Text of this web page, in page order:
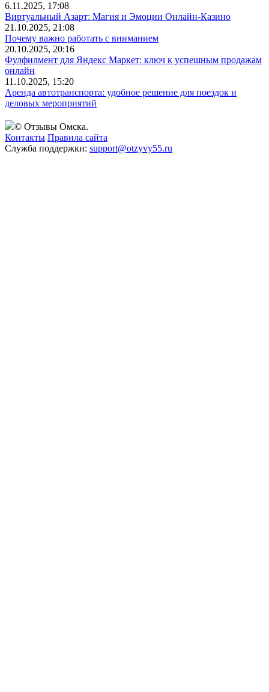
6.11.2025, 17:08
Виртуальный Азарт: Магия и Эмоции Онлайн-Казино
21.10.2025, 21:08
Почему важно работать с вниманием
20.10.2025, 20:16
Фулфилмент для Яндекс Маркет: ключ к успешным продажам
онлайн
11.10.2025, 15:20
Аренда автотранспорта: удобное решение для поездок и
деловых мероприятий
© Отзывы Омска.
Контакты Правила сайта
Служба поддержки: support@otzyvy55.ru